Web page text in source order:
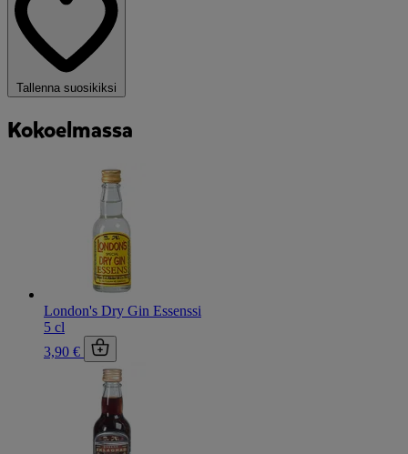
Tallenna suosikiksi
Kokoelmassa
London's Dry Gin Essenssi
5 cl
3,90 €